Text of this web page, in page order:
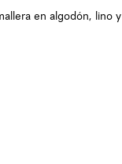
en algodón, lino y